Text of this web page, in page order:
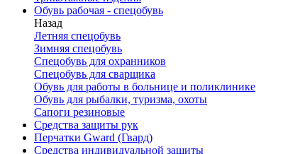
Обувь рабочая - спецобувь
Назад
Летняя спецобувь
Зимняя спецобувь
Спецобувь для охранников
Спецобувь для сварщика
Обувь для работы в больнице и поликлинике
Обувь для рыбалки, туризма, охоты
Сапоги резиновые
Средства защиты рук
Перчатки Gward (Гвард)
Средства индивидуальной защиты